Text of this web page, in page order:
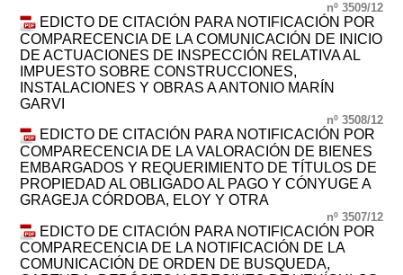
nº 3509/12
EDICTO DE CITACIÓN PARA NOTIFICACIÓN POR
COMPARECENCIA DE LA COMUNICACIÓN DE INICIO
DE ACTUACIONES DE INSPECCIÓN RELATIVA AL
IMPUESTO SOBRE CONSTRUCCIONES,
INSTALACIONES Y OBRAS A ANTONIO MARÍN
GARVI
nº 3508/12
EDICTO DE CITACIÓN PARA NOTIFICACIÓN POR
COMPARECENCIA DE LA VALORACIÓN DE BIENES
EMBARGADOS Y REQUERIMIENTO DE TÍTULOS DE
PROPIEDAD AL OBLIGADO AL PAGO Y CÓNYUGE A
GRAGEJA CÓRDOBA, ELOY Y OTRA
nº 3507/12
EDICTO DE CITACIÓN PARA NOTIFICACIÓN POR
COMPARECENCIA DE LA NOTIFICACIÓN DE LA
COMUNICACIÓN DE ORDEN DE BUSQUEDA,